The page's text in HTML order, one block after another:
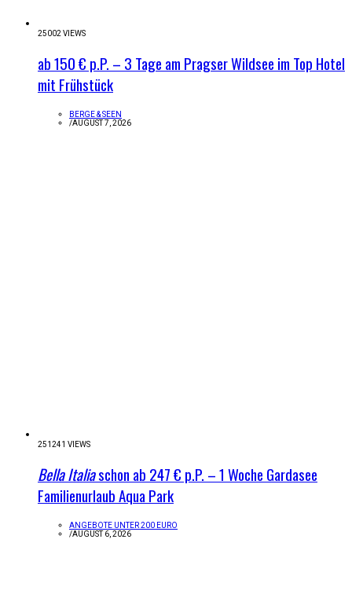
25002 VIEWS
ab 150 € p.P. – 3 Tage am Pragser Wildsee im Top Hotel
mit Frühstück
BERGE & SEEN
/AUGUST 7, 2026
251241 VIEWS
Bella Italiaschon ab 247 € p.P. – 1 Woche Gardasee
Familienurlaub Aqua Park
ANGEBOTE UNTER 200 EURO
/AUGUST 6, 2026